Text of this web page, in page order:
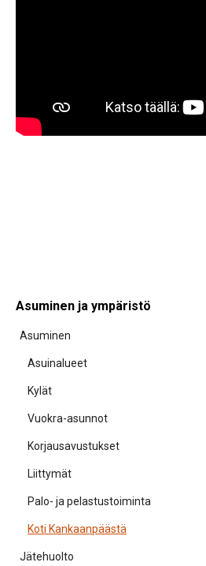
Asuminen ja ympäristö
Asuminen
Asuinalueet
Kylät
Vuokra-asunnot
Korjausavustukset
Liittymät
Palo- ja pelastustoiminta
Koti Kankaanpäästä
Jätehuolto